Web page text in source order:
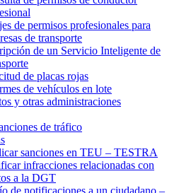
de permisos profesionales para
de transporte
de un Servicio Inteligente de
de placas rojas
de vehículos en lote
y otras administraciones
de tráfico
sanciones en TEU – TESTRA
infracciones relacionadas con
a la DGT